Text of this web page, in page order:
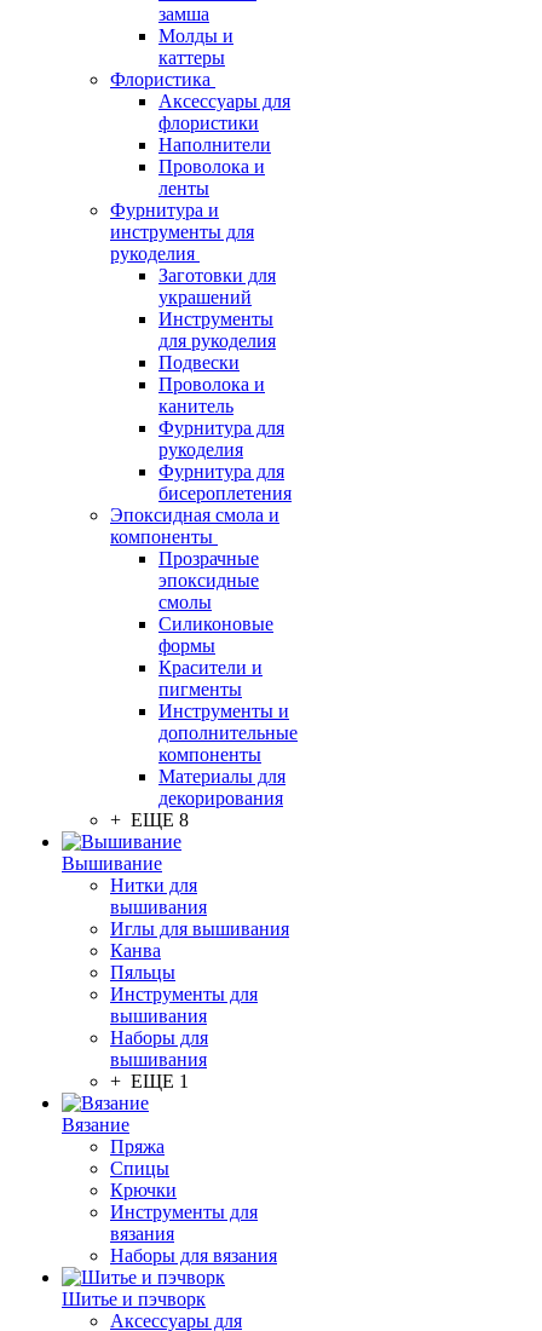
замша
Молды и
каттеры
Флористика
Аксессуары для
флористики
Наполнители
Проволока и
ленты
Фурнитура и
инструменты для
рукоделия
Заготовки для
украшений
Инструменты
для рукоделия
Подвески
Проволока и
канитель
Фурнитура для
рукоделия
Фурнитура для
бисероплетения
Эпоксидная смола и
компоненты
Прозрачные
эпоксидные
смолы
Силиконовые
формы
Красители и
пигменты
Инструменты и
дополнительные
компоненты
Материалы для
декорирования
+ ЕЩЕ 8
Вышивание
Нитки для
вышивания
Иглы для вышивания
Канва
Пяльцы
Инструменты для
вышивания
Наборы для
вышивания
+ ЕЩЕ 1
Вязание
Пряжа
Спицы
Крючки
Инструменты для
вязания
Наборы для вязания
Шитье и пэчворк
Аксессуары для